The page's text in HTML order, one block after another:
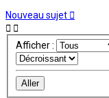
Nouveau sujet
Afficher :